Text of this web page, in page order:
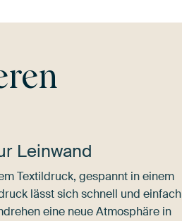
Leinwand
Textildruck, gespannt in einem
lässt sich schnell und einfach
eine neue Atmosphäre in